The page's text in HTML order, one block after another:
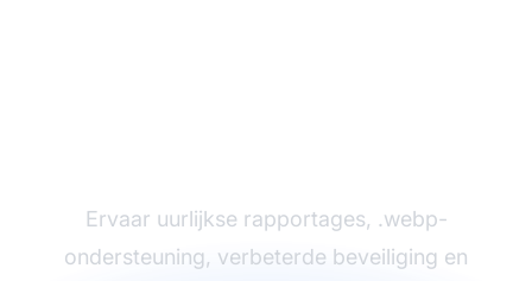
Ervaar uurlijkse rapportages, .webp-
ondersteuning, verbeterde beveiliging en